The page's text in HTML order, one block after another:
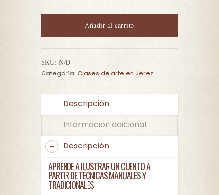
Añadir al carrito
SKU: N/D
Categoría: Clases de arte en Jerez
Descripción
Información adicional
Descripción
APRENDE A ILUSTRAR UN CUENTO A
PARTIR DE TÉCNICAS MANUALES Y
TRADICIONALES